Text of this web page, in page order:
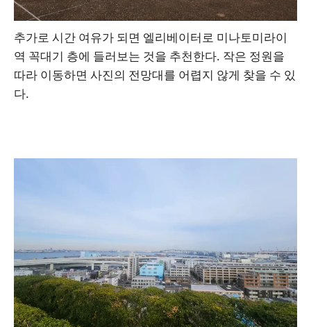
추가로 시간 여유가 되면 엘리베이터로 미나토미라이
역 꼭대기 층에 들러보는 것을 추천한다. 작은 정원을
따라 이동하면 사진의 전망대를 어렵지 않게 찾을 수 있
다.